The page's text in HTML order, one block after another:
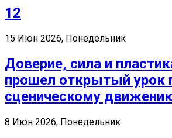
12
15 Июн 2026, Понедельник
Доверие, сила и
прошел открытый урок
сценическому
8 Июн 2026, Понедельник